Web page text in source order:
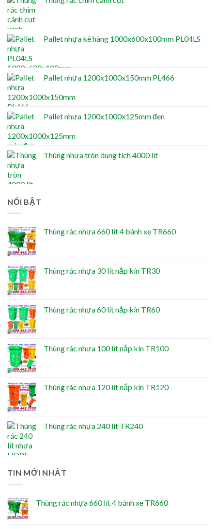
Pallet nhựa kê hàng 1000x600x100mm PL04LS
Pallet nhựa 1200x1000x150mm PL466
Pallet nhựa 1200x1000x125mm đen
Thùng nhựa tròn dung tích 4000 lít
NỔI BẬT
Thùng rác nhựa 660 lít 4 bánh xe TR660
Thùng rác nhựa 30 lít nắp kín TR30
Thùng rác nhựa 60 lít nắp kín TR60
Thùng rác nhựa 100 lít nắp kín TR100
Thùng rác nhựa 120 lít nắp kín TR120
Thùng rác nhựa 240 lít TR240
TIN MỚI NHẤT
Thùng rác nhựa 660 lít 4 bánh xe TR660